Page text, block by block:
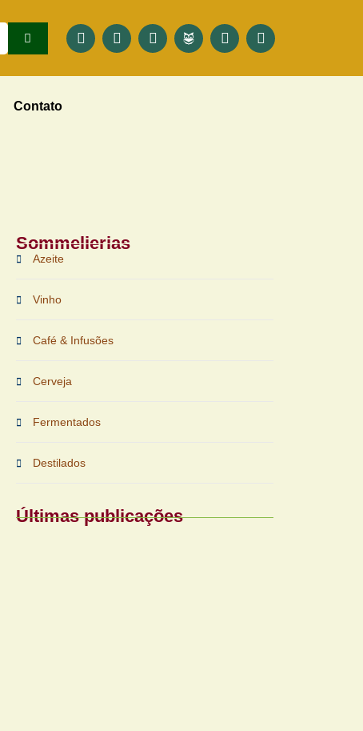
Contato
Sommelierias
Azeite
Vinho
Café & Infusões
Cerveja
Fermentados
Destilados
Últimas publicações